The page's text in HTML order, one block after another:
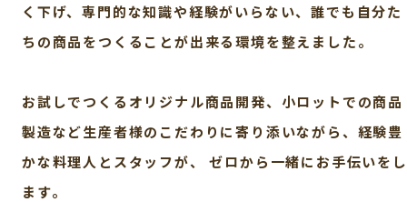
く下げ、専門的な知識や経験がいらない、誰でも自分た
ちの商品をつくることが出来る環境を整えました。
お試しでつくるオリジナル商品開発、小ロットでの商品
製造など生産者様のこだわりに寄り添いながら、経験豊
かな料理人とスタッフが、
ゼロから一緒にお手伝いをし
ます。